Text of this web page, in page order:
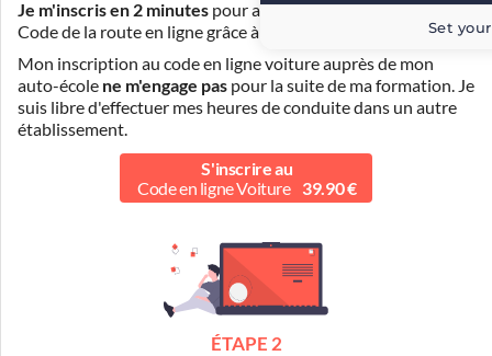
Je m'inscris en 2 minutes pour accéder à ma formation au
Code de la route en ligne grâce à
Pass Rousseau Voiture.
Mon inscription au code en ligne voiture auprès de mon
auto-école ne m'engage pas pour la suite de ma formation. Je
suis libre d'effectuer mes heures de conduite dans un autre
établissement.
S'inscrire au
Code en ligne Voiture
39.90 €
ÉTAPE 2
Set